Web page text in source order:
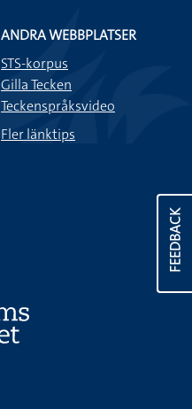
FEEDBACK
ANDRA WEBBPLATSER
STS-korpus
Gilla Tecken
Teckenspråksvideo
Fler länktips